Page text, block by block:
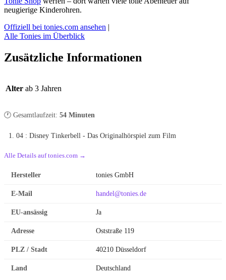
neugierige Kinderohren.
Offiziell bei tonies.com ansehen |
Alle Tonies im Überblick
Zusätzliche Informationen
Alter ab 3 Jahren
🕐 Gesamtlaufzeit: 54 Minuten
04 : Disney Tinkerbell - Das Originalhörspiel zum Film
Alle Details auf tonies.com →
Hersteller tonies GmbH
E-Mail handel@tonies.de
EU-ansässig Ja
Adresse Oststraße 119
PLZ / Stadt 40210 Düsseldorf
Land Deutschland